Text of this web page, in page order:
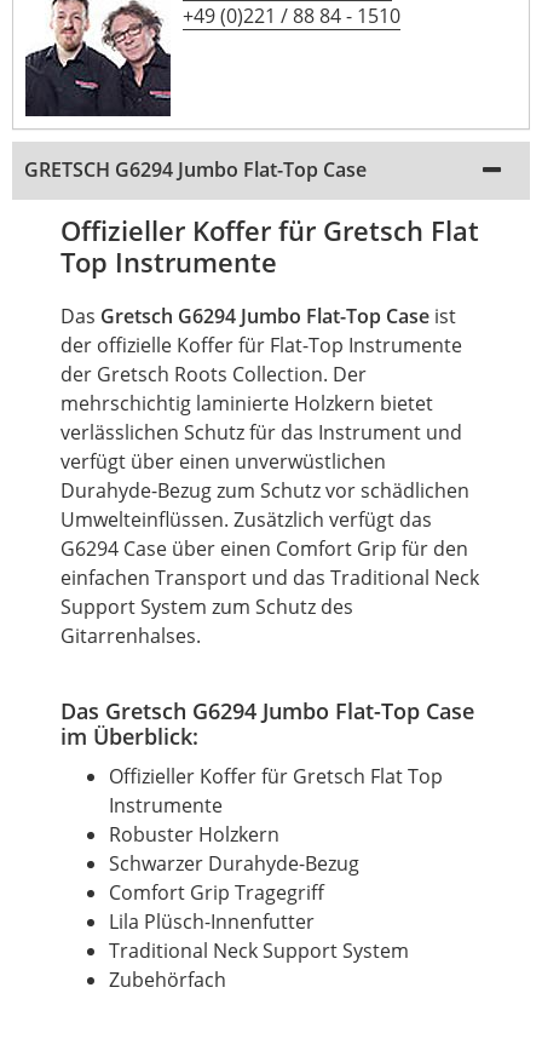
+49 (0)221 / 88 84 - 1510
GRETSCH G6294 Jumbo Flat-Top Case
Offizieller Koffer für Gretsch Flat
Top Instrumente
Das Gretsch G6294 Jumbo Flat-Top Case ist
der offizielle Koffer für Flat-Top Instrumente
der Gretsch Roots Collection. Der
mehrschichtig laminierte Holzkern bietet
verlässlichen Schutz für das Instrument und
verfügt über einen unverwüstlichen
Durahyde-Bezug zum Schutz vor schädlichen
Umwelteinflüssen. Zusätzlich verfügt das
G6294 Case über einen Comfort Grip für den
einfachen Transport und das Traditional Neck
Support System zum Schutz des
Gitarrenhalses.
Das Gretsch G6294 Jumbo Flat-Top Case
im Überblick:
Offizieller Koffer für Gretsch Flat Top
Instrumente
Robuster Holzkern
Schwarzer Durahyde-Bezug
Comfort Grip Tragegriff
Lila Plüsch-Innenfutter
Traditional Neck Support System
Zubehörfach